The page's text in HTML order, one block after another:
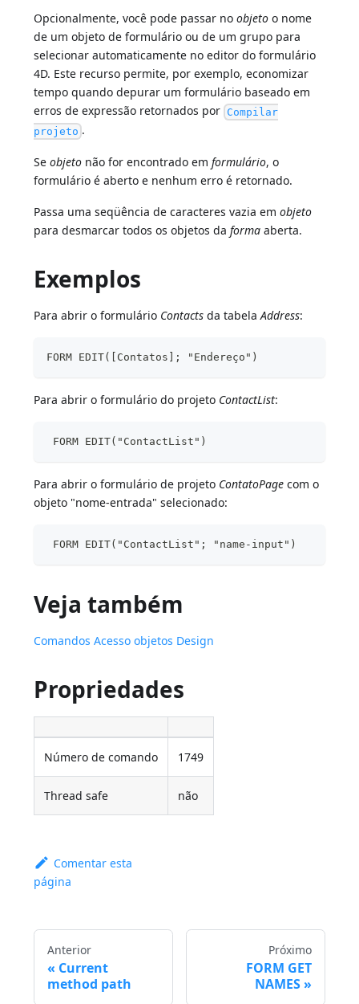
Opcionalmente, você pode passar noobjeto o nome
de um objeto de formulário ou de um grupo para
selecionar automaticamente no editor do formulário
4D. Este recurso permite, por exemplo, economizar
tempo quando depurar um formulário baseado em
erros de expressão retornados por Compilar
projeto .
Seobjeto não for encontrado emformulário, o
formulário é aberto e nenhum erro é retornado.
Passa uma seqüência de caracteres vazia emobjeto
para desmarcar todos os objetos daforma aberta.
Exemplos
Para abrir o formulário Contacts da tabelaAddress:
FORM EDIT([Contatos]; "Endereço")
Para abrir o formulário do projeto ContactList:
FORM EDIT("ContactList")
Para abrir o formulário de projeto ContatoPage com o
objeto "nome-entrada" selecionado:
FORM EDIT("ContactList"; "name-input")
Veja também
Comandos Acesso objetos Design
Propriedades
Número de comando 1749
Thread safe não
Comentar esta
página
Anterior
Current
method path
Próximo
FORM GET
NAMES